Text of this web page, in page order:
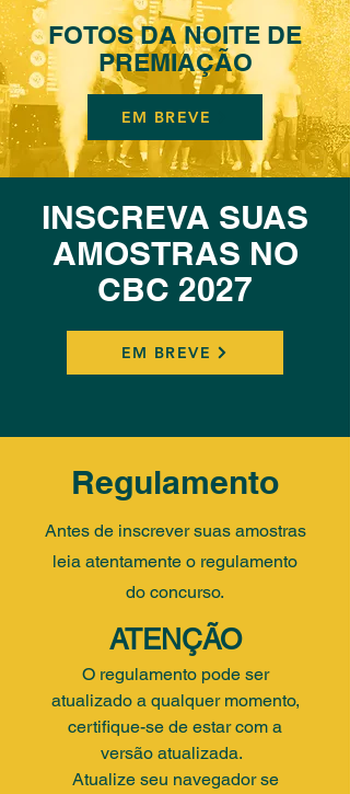
EM BREVE
FOTOS DA NOITE DE
PREMIAÇÃO
INSCREVA SUAS
AMOSTRAS NO
CBC 2027
EM BREVE
Regulamento
Antes de inscrever suas amostras
leia atentamente o regulamento
do concurso.
ATENÇÃO
O regulamento pode ser
atualizado a qualquer momento,
certifique-se de estar com a
versão atualizada.
Atualize seu navegador se